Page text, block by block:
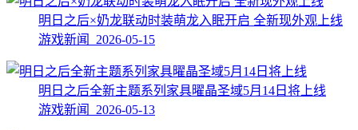
明日之后×奶龙联动时装萌龙入眠开启 全新现外观上线
游戏新闻 2026-05-15
明日之后全新主题系列家具曜晶圣域5月14日将上线
游戏新闻 2026-05-13